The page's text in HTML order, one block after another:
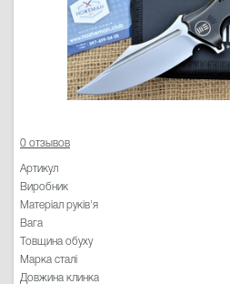
0 отзывов
Артикул
Виробник
Матеріал руків'я
Вага
Товщина обуху
Марка сталі
Довжина клинка